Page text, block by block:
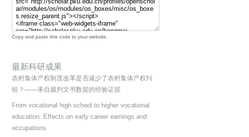
Copy and paste this code to your website.
最新科研成果
农村集体产权制度改革是否减少了农村集体产权纠
纷？——来自裁判文书数据的经验证据
From vocational high school to higher vocational
education: Effects on early career earnings and
occupations